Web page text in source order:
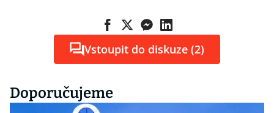
Vstoupit do diskuze (2)
Doporučujeme